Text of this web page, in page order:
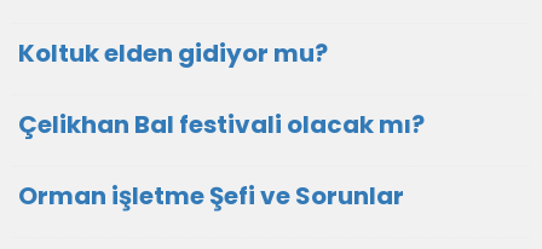
Koltuk elden gidiyor mu?
Çelikhan Bal festivali olacak mı?
Orman işletme Şefi ve Sorunlar